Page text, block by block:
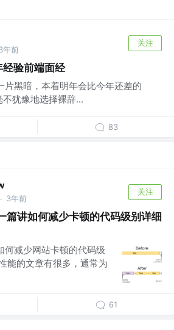
年前
关注
验前端面经
片黑暗，本着明年会比今年还差的
不犹豫地选择裸辞...
83
· 3年前
关注
篇讲如何减少卡顿的代码级别详细
何减少网站卡顿的代码级
能的文章有很多，通常为
61